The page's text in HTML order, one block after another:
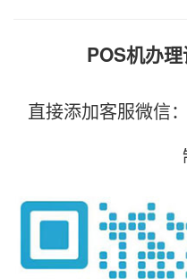
POS机办
直接添加客服微信：